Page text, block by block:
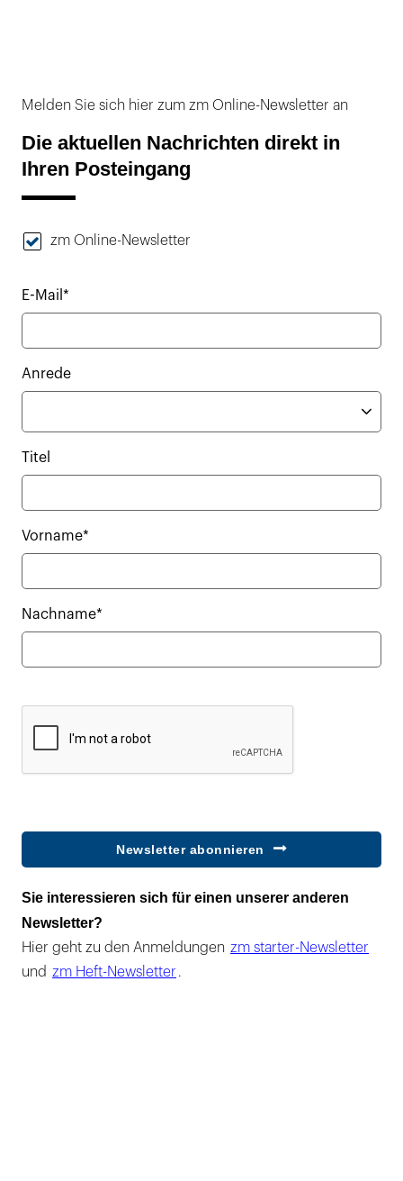
Melden Sie sich hier zum zm Online-Newsletter an
Die aktuellen Nachrichten direkt in
Ihren Posteingang
zm Online-Newsletter
E-Mail*
Anrede
Titel
Vorname*
Nachname*
Newsletter abonnieren
Sie interessieren sich für einen unserer anderen
Newsletter?
Hier geht zu den Anmeldungen zm starter-Newsletter
und zm Heft-Newsletter .